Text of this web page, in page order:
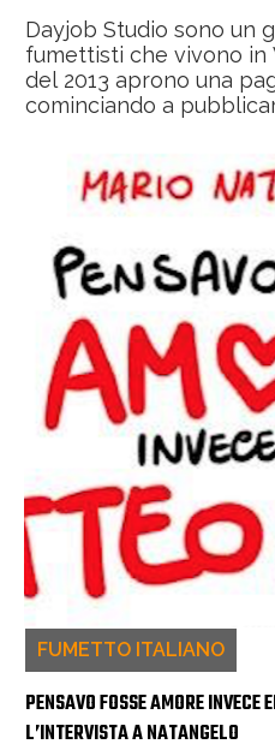
Dayjob Studio sono un gruppo di quattro
fumettisti che vivono in
del 2013 aprono una pagina Facebook
cominciando a
FUMETTO ITALIANO
PENSAVO FOSSE AMORE INVECE
L’INTERVISTA A NATANGELO